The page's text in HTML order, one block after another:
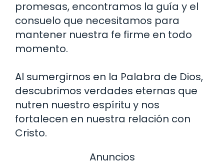
promesas, encontramos la guía y el
consuelo que necesitamos para
mantener nuestra fe firme en todo
momento.
Al sumergirnos en la Palabra de Dios,
descubrimos verdades eternas que
nutren nuestro espíritu y nos
fortalecen en nuestra relación con
Cristo.
Anuncios